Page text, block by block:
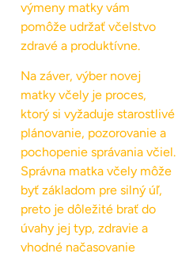
výmeny matky vám
pomôže udržať včelstvo
zdravé a produktívne.
Na záver, výber novej
matky včely je proces,
ktorý si vyžaduje starostlivé
plánovanie, pozorovanie a
pochopenie správania včiel.
Správna matka včely môže
byť základom pre silný úľ,
preto je dôležité brať do
úvahy jej typ, zdravie a
vhodné načasovanie